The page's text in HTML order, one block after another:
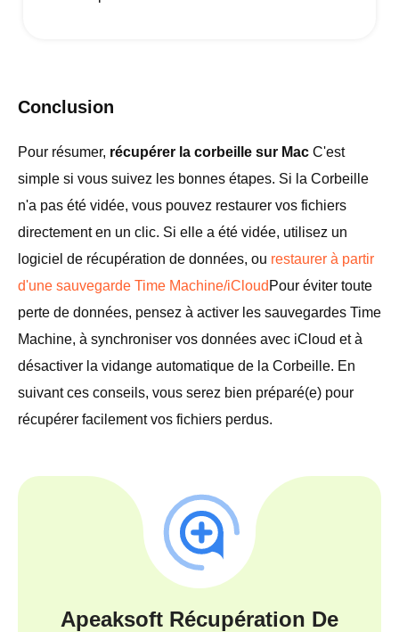
Conclusion
Pour résumer, récupérer la corbeille sur Mac C'est
simple si vous suivez les bonnes étapes. Si la Corbeille
n'a pas été vidée, vous pouvez restaurer vos fichiers
directement en un clic. Si elle a été vidée, utilisez un
logiciel de récupération de données, ou restaurer à partir
d'une sauvegarde Time Machine/iCloud Pour éviter toute
perte de données, pensez à activer les sauvegardes Time
Machine, à synchroniser vos données avec iCloud et à
désactiver la vidange automatique de la Corbeille. En
suivant ces conseils, vous serez bien préparé(e) pour
récupérer facilement vos fichiers perdus.
Apeaksoft Récupération De